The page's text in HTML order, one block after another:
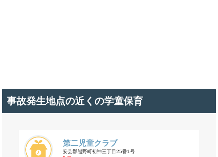
事故発生地点の近くの学童保育
第二児童クラブ
安芸郡熊野町初神三丁目25番1号